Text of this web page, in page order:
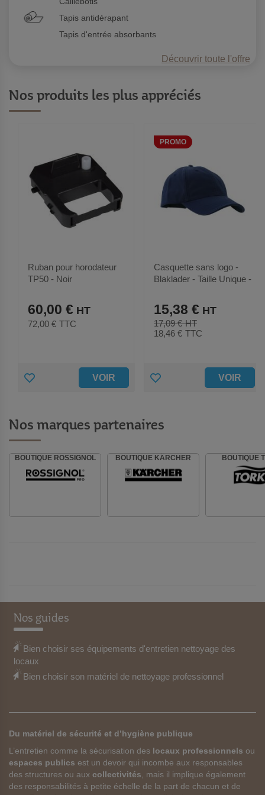
Tapis antidérapant
Tapis d'entrée absorbants
Découvrir toute l'offre
Nos produits les plus appréciés
Ruban pour horodateur
TP50 - Noir
60,00 €
72,00 € TTC
A
U
T
E
A
V
O
R
VOIR
PROMO
Casquette sans logo -
Blaklader - Taille Unique -
17,09 €
15,38 €
18,46 € TTC
A
T
E
A
O
VOIR
Nos marques partenaires
BOUTIQUE ROSSIGNOL BOUTIQUE KÄRCHER BOUTIQUE
Nos guides
Bien choisir ses équipements d'entretien nettoyage des
locaux
Bien choisir son matériel de nettoyage professionnel
Du matériel de sécurité et d’hygiène publique
L’entretien comme la sécurisation des locaux professionnels ou
espaces publics est un devoir qui incombe aux responsables
des structures ou aux collectivités, mais il implique également
des responsabilités à petite échelle de la part de chacun et de